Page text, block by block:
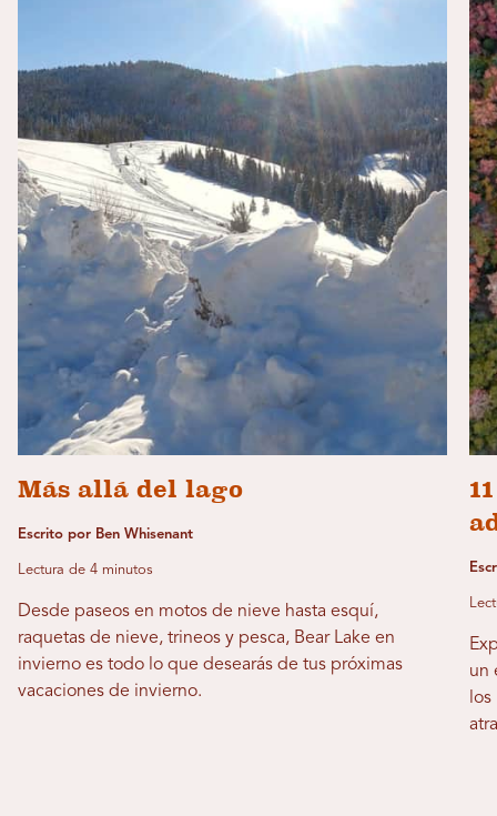
Más allá del lago
Escrito por Ben Whisenant
Lectura de 4 minutos
Desde paseos en motos de nieve hasta esquí,
raquetas de nieve, trineos y pesca, Bear Lake en
invierno es todo lo que desearás de tus próximas
vacaciones de invierno.
un